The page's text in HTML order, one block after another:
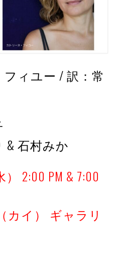
ィユー / 訳：常
& 石村みか
2:00 PM & 7:00
カイ） ギャラリ